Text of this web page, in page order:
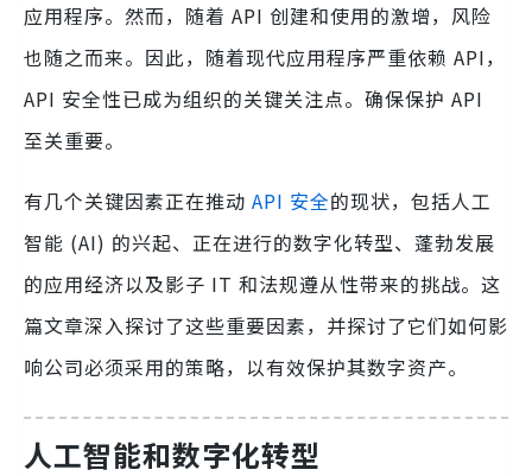
应用程序。然而，随着 API 创建和使用的激增，风险
也随之而来。因此，随着现代应用程序严重依赖 API，
API 安全性已成为组织的关键关注点。确保保护 API
至关重要。
有几个关键因素正在推动 API 安全的现状，包括人工
智能 (AI) 的兴起、正在进行的数字化转型、蓬勃发展
的应用经济以及影子 IT 和法规遵从性带来的挑战。这
篇文章深入探讨了这些重要因素，并探讨了它们如何影
响公司必须采用的策略，以有效保护其数字资产。
人工智能和数字化转型